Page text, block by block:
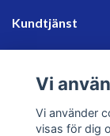
Kundtjänst
Sociala medier
Vi
Vi använder
visas för dig